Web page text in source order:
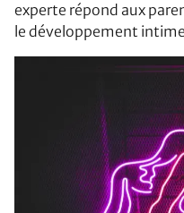
experte répond aux
le développement